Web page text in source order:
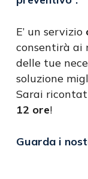
E’ un servizio
consentirà ai
delle tue
soluzione
Sarai
12 ore!
Guarda i